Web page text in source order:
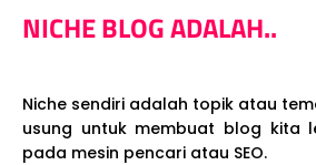
NICHE BLOG ADALAH..
Niche sendiri adalah topik atau
usung untuk membuat blog kita
pada mesin pencari atau SEO.